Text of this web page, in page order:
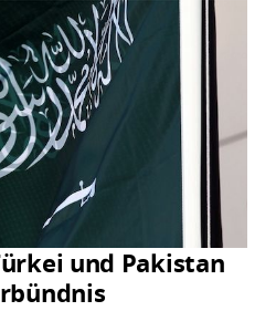
und Pakistan